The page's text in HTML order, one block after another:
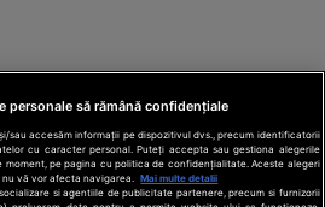
personale să rămână confidențiale
sau accesăm informații pe dispozitivul dvs., precum identificatorii
cu caracter personal. Puteți accepta sau gestiona alegerile
moment, pe pagina cu politica de confidențialitate. Aceste alegeri
vă vor afecta navigarea.
Mai multe detalii
si agentiile de publicitate partenere, precum si furnizorii